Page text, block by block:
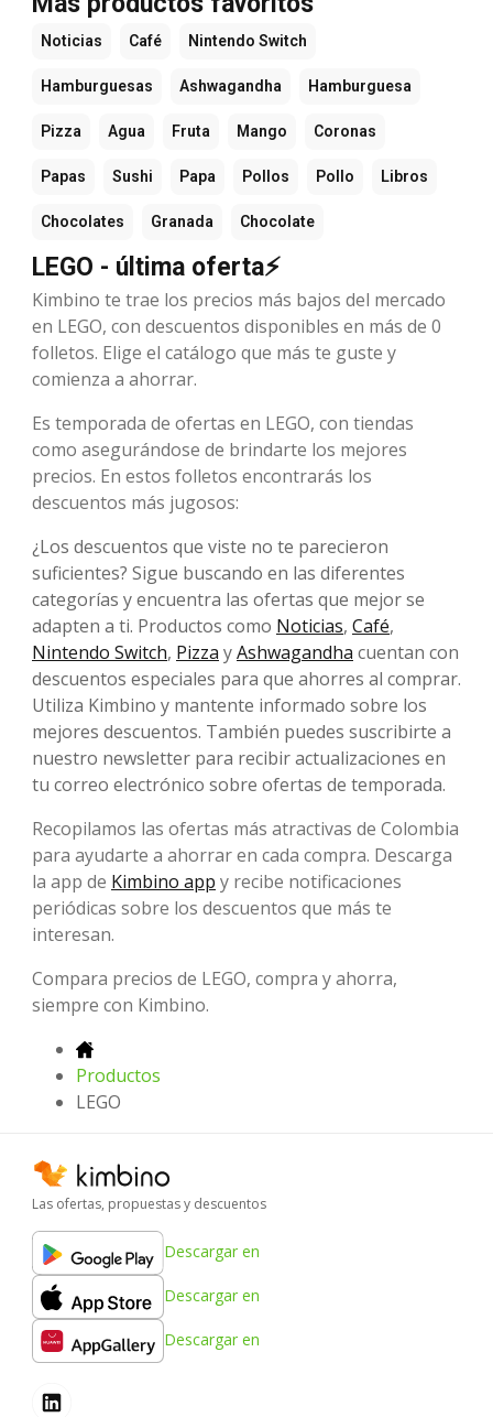
Noticias Café Nintendo Switch
Hamburguesas Ashwagandha Hamburguesa
Pizza Agua Fruta Mango Coronas
Papas Sushi Papa Pollos Pollo Libros
Chocolates Granada Chocolate
LEGO - última oferta⚡
Kimbino te trae los precios más bajos del mercado
en LEGO, con descuentos disponibles en más de 0
folletos. Elige el catálogo que más te guste y
comienza a ahorrar.
Es temporada de ofertas en LEGO, con tiendas
como asegurándose de brindarte los mejores
precios. En estos folletos encontrarás los
descuentos más jugosos:
¿Los descuentos que viste no te parecieron
suficientes? Sigue buscando en las diferentes
categorías y encuentra las ofertas que mejor se
adapten a ti. Productos como Noticias, Café,
Nintendo Switch, Pizza yAshwagandha cuentan con
descuentos especiales para que ahorres al comprar.
Utiliza Kimbino y mantente informado sobre los
mejores descuentos. También puedes suscribirte a
nuestro newsletter para recibir actualizaciones en
tu correo electrónico sobre ofertas de temporada.
Recopilamos las ofertas más atractivas de Colombia
para ayudarte a ahorrar en cada compra. Descarga
la app de Kimbino app y recibe notificaciones
periódicas sobre los descuentos que más te
interesan.
Compara precios de LEGO, compra y ahorra,
siempre con Kimbino.
Productos
LEGO
Las ofertas, propuestas y descuentos
Descargar en
Descargar en
Descargar en